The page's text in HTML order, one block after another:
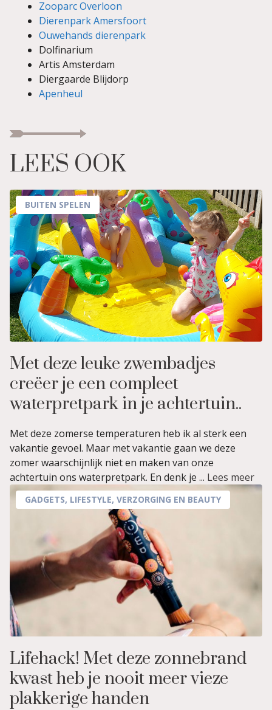
Zooparc Overloon
Dierenpark Amersfoort
Ouwehands dierenpark
Dolfinarium
Artis Amsterdam
Diergaarde Blijdorp
Apenheul
LEES OOK
BUITEN SPELEN
Met deze leuke zwembadjes
creëer je een compleet
waterpretpark in je achtertuin..
Met deze zomerse temperaturen heb ik al sterk een
vakantie gevoel. Maar met vakantie gaan we deze
zomer waarschijnlijk niet en maken van onze
achtertuin ons waterpretpark. En denk je ... Lees meer
GADGETS, LIFESTYLE, VERZORGING EN BEAUTY
Lifehack! Met deze zonnebrand
kwast heb je nooit meer vieze
plakkerige handen